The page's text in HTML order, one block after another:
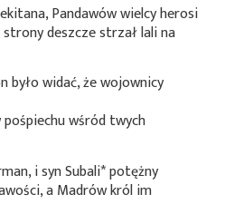
Pandawów wielcy herosi
deszcze strzał lali na
widać, że wojownicy
wśród twych
i synSubali*potężny
a Madrów król im